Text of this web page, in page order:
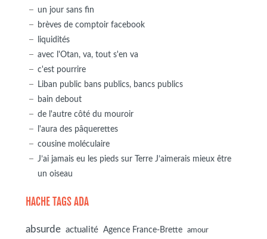
un jour sans fin
brèves de comptoir facebook
liquidités
avec l'Otan, va, tout s'en va
c'est pourrire
Liban public bans publics, bancs publics
bain debout
de l'autre côté du mouroir
l'aura des pâquerettes
cousine moléculaire
J’ai jamais eu les pieds sur Terre J’aimerais mieux être
un oiseau
HACHE TAGS ADA
absurde actualité Agence France-Brette amour